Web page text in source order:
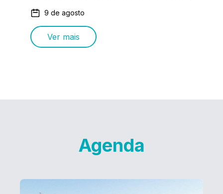
9 de agosto
Ver mais
Agenda